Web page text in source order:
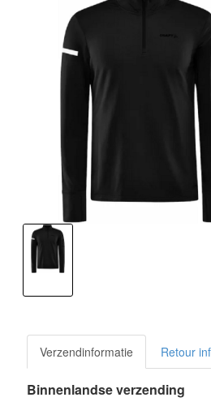
Verzendinformatie Retour
Binnenlandse verzending